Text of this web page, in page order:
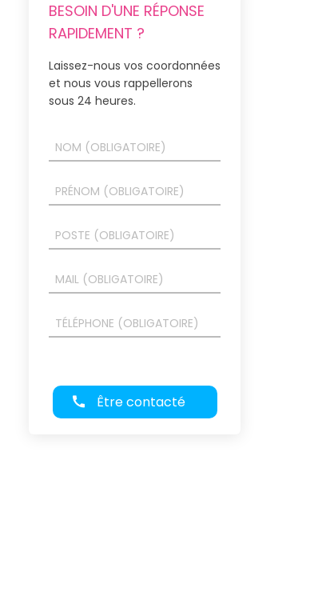
BESOIN D'UNE RÉPONSE
RAPIDEMENT ?
Laissez-nous vos coordonnées
et nous vous rappellerons
sous 24 heures.
Être contacté